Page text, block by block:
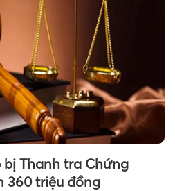
Thanh tra Chứng
360 triệu đồng